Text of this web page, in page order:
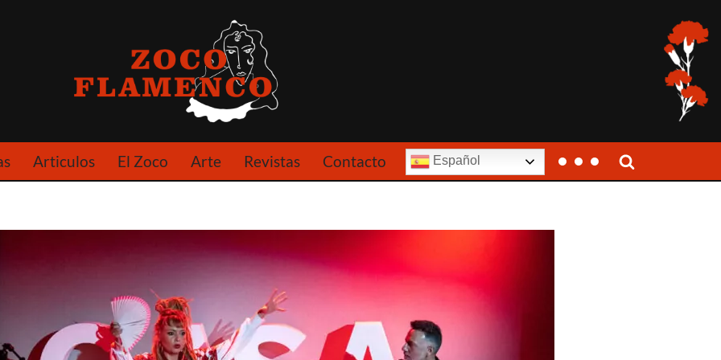
Articulos El Zoco Arte Revistas Contacto Español